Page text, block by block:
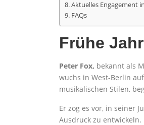
Aktuelles Engagement
FAQs
Frühe
Peter Fox, bekannt als
wuchs in West-Berlin
musikalischen Stilen,
Er zog es vor, in seiner
Ausdruck zu